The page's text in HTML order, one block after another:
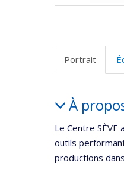
Portrait
Portrait
À
Le Centre
outils
productions